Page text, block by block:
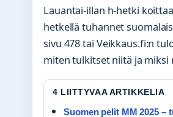
Lauantai-illan h-hetki
hetkellä tuhannet
sivu 478 tai Veikkaus.fi:n
miten tulkitset niitä ja miksi
4 LIITTYVAA ARTIKKELIA
Suomen pelit MM 2025 –